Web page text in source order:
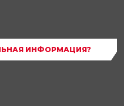
ИНФОРМАЦИЯ?